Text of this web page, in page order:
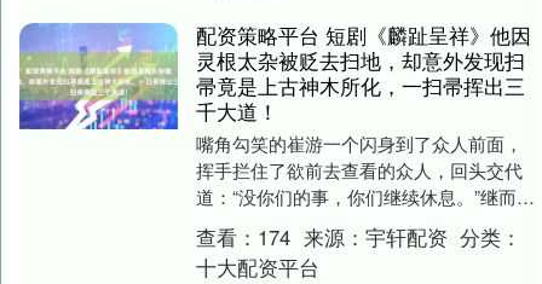
配资策略平台 短剧《麟趾呈祥》他因
灵根太杂被贬去扫地，却意外发现扫
帚竟是上古神木所化，一扫帚挥出三
千大道！
嘴角勾笑的崔游一个闪身到了众人前面，
挥手拦住了欲前去查看的众人，回头交代
道：“没你们的事，你们继续休息。”继而一
个闪身掠去。众人惊疑，邬况若有所思，
知道大概是崔....
查看： 174 来源： 宇轩配资 分类：
十大配资平台